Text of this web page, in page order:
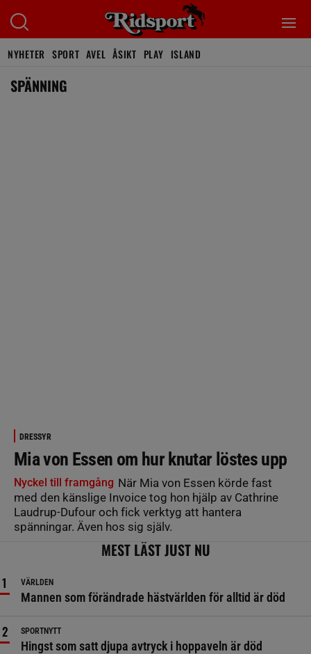
NYHETER SPORT AVEL ÅSIKT PLAY ISLAND
SPÄNNING
DRESSYR
Mia von Essen om hur knutar löstes upp
Nyckel till framgång När Mia von Essen körde fast
med den känslige Invoice tog hon hjälp av Cathrine
Laudrup-Dufour och fick verktyg att hantera
spänningar. Även hos sig själv.
MEST LÄST JUST NU
VÄRLDEN
Mannen som förändrade hästvärlden för alltid är död
SPORTNYTT
Hingst som satt djupa avtryck i hoppaveln är död